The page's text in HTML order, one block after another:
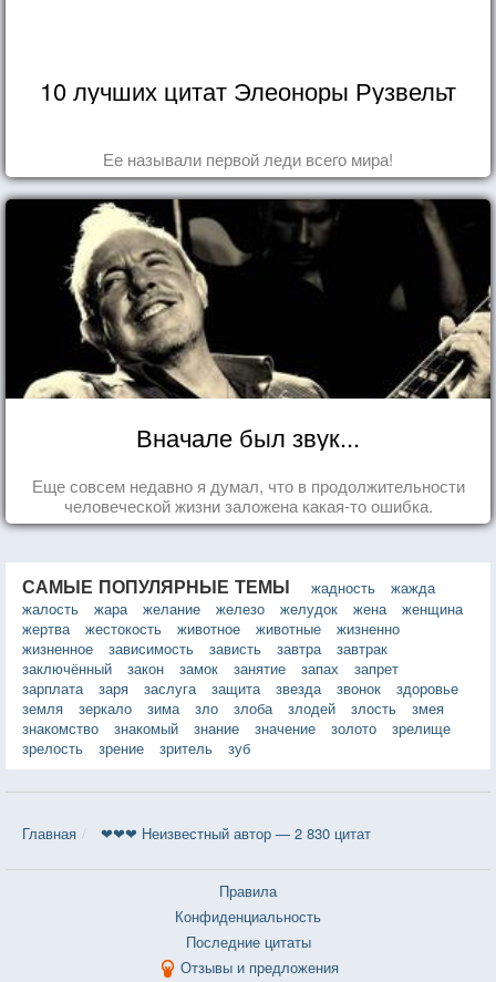
10 лучших цитат Элеоноры Рузвельт
Ее называли первой леди всего мира!
Вначале был звук...
Еще совсем недавно я думал, что в продолжительности
человеческой жизни заложена какая-то ошибка.
САМЫЕ ПОПУЛЯРНЫЕ ТЕМЫ жадность
жажда
жалость
жара желание железо желудок жена
женщина
жертва
жестокость животное животные
жизненно
жизненное
зависимость зависть завтра
завтрак
заключённый
закон замок занятие запах
запрет
зарплата
заря заслуга защита звезда звонок
здоровье
земля
зеркало зима зло злоба злодей злость
змея
знакомство
знакомый знание значение золото
зрелище
зрелость
зрение зритель зуб
Главная ❤❤❤ Неизвестный автор — 2 830 цитат
Правила
Конфиденциальность
Последние цитаты
Отзывы и предложения